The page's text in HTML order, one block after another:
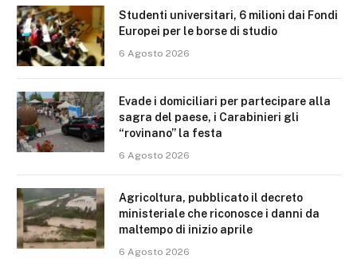
Studenti universitari, 6 milioni dai Fondi
Europei per le borse di studio
6 Agosto 2026
Evade i domiciliari per partecipare alla
sagra del paese, i Carabinieri gli
“rovinano” la festa
6 Agosto 2026
Agricoltura, pubblicato il decreto
ministeriale che riconosce i danni da
maltempo di inizio aprile
6 Agosto 2026